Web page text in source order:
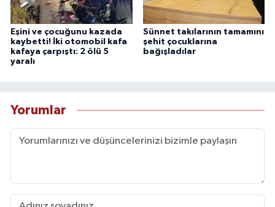
Eşini ve çocuğunu kazada
kaybetti! İki otomobil kafa
kafaya çarpıştı: 2 ölü 5
yaralı
Sünnet takılarının tamamını
şehit çocuklarına
bağışladılar
Yorumlar